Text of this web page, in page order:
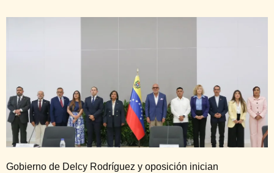
Gobierno de Delcy Rodríguez y oposición inician